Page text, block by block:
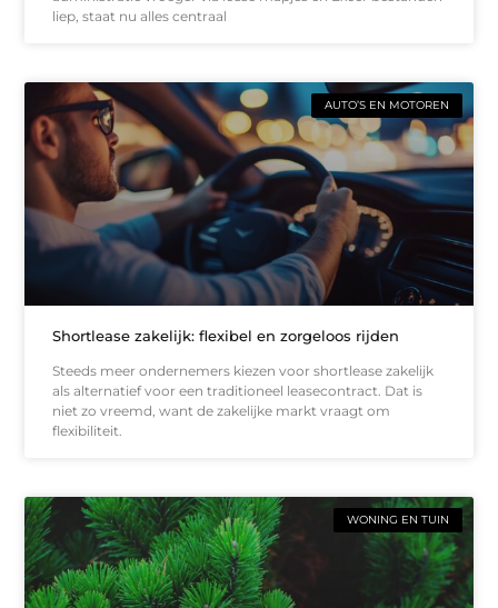
liep, staat nu alles centraal
AUTO’S EN MOTOREN
Shortlease zakelijk: flexibel en zorgeloos rijden
Steeds meer ondernemers kiezen voor shortlease zakelijk
als alternatief voor een traditioneel leasecontract. Dat is
niet zo vreemd, want de zakelijke markt vraagt om
flexibiliteit.
WONING EN TUIN